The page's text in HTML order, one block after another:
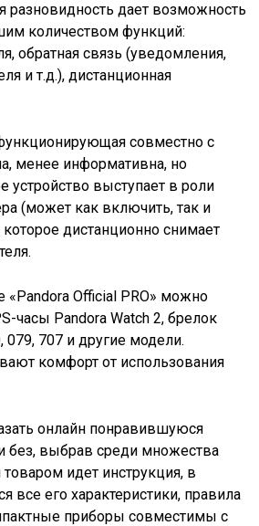
разновидность дает возможность
количеством функций:
обратная связь (уведомления,
и т.д.), дистанционная
совместно с
менее информативна, но
выступает в роли
(может как включить, так и
дистанционно снимает
«Pandora Official PRO» можно
часы Pandora Watch 2, брелок
079, 707 и другие модели.
комфорт от использования
онлайн понравившуюся
без, выбрав среди множества
идет инструкция, в
все его характеристики, правила
приборы совместимы с